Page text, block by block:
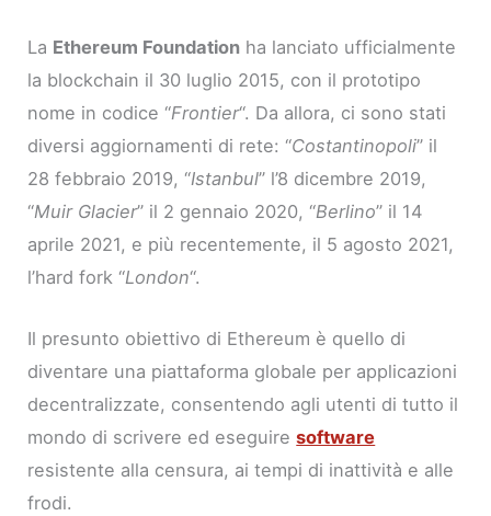
La Ethereum Foundation ha lanciato ufficialmente
la blockchain il 30 luglio 2015, con il prototipo
nome in codice “Frontier“. Da allora, ci sono stati
diversi aggiornamenti di rete: “Costantinopoli” il
28 febbraio 2019, “Istanbul” l’8 dicembre 2019,
“Muir Glacier” il 2 gennaio 2020, “Berlino” il 14
aprile 2021, e più recentemente, il 5 agosto 2021,
l’hard fork “London“.
Il presunto obiettivo di Ethereum è quello di
diventare una piattaforma globale per applicazioni
decentralizzate, consentendo agli utenti di tutto il
mondo di scrivere ed eseguiresoftware
resistente alla censura, ai tempi di inattività e alle
frodi.